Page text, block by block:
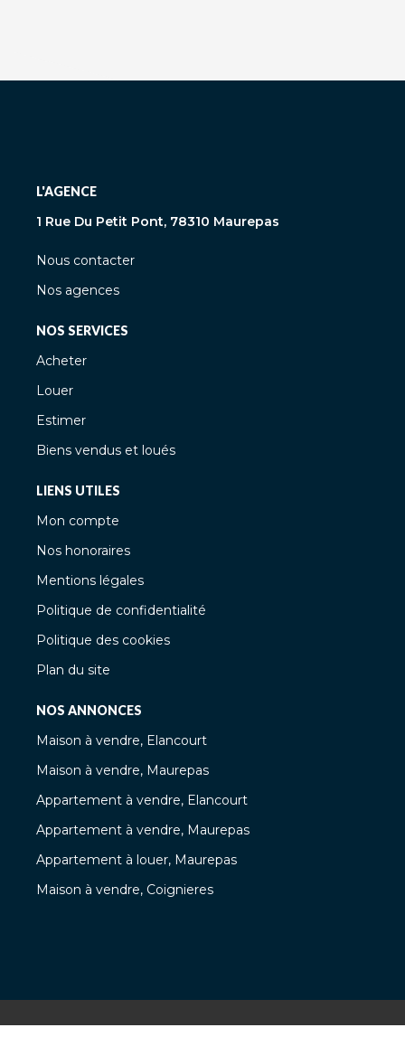
L'AGENCE
1 Rue Du Petit Pont, 78310 Maurepas
Nous contacter
Nos agences
NOS SERVICES
Acheter
Louer
Estimer
Biens vendus et loués
LIENS UTILES
Mon compte
Nos honoraires
Mentions légales
Politique de confidentialité
Politique des cookies
Plan du site
NOS ANNONCES
Maison à vendre, Elancourt
Maison à vendre, Maurepas
Appartement à vendre, Elancourt
Appartement à vendre, Maurepas
Appartement à louer, Maurepas
Maison à vendre, Coignieres